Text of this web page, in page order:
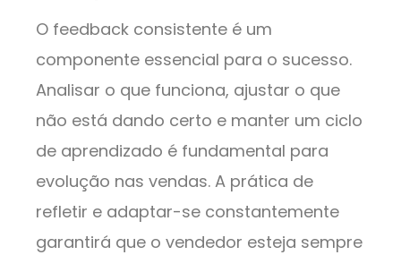
O feedback consistente é um
componente essencial para o sucesso.
Analisar o que funciona, ajustar o que
não está dando certo e manter um ciclo
de aprendizado é fundamental para
evolução nas vendas. A prática de
refletir e adaptar-se constantemente
garantirá que o vendedor esteja sempre